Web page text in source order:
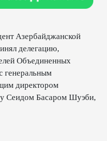
Азербайджанской
делегацию,
Объединенных
генеральным
директором
Сеидом Басаром Шуэби,